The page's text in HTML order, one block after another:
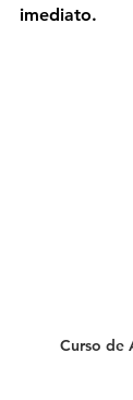
imediato.
Curso de